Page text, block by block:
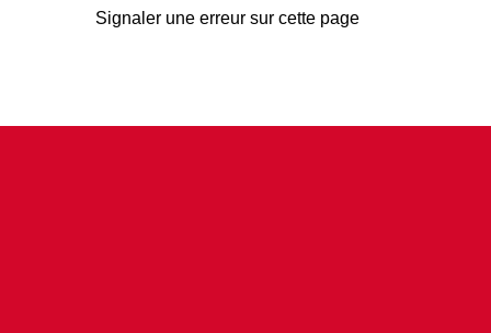
Signaler une erreur sur cette page